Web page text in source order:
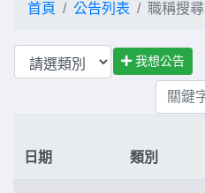
首頁 公告列表 職稱搜尋
我想公告
日期 類別